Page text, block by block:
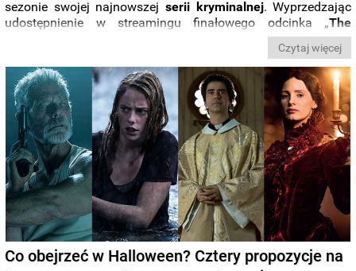
sezonie swojej najnowszejserii kryminalnej. Wyprzedzając
udostępnienie w streamingu finałowego odcinka „The
włodarze usługi zdecydowali się zamówić
Czytaj więcej
Co obejrzeć w Halloween? Cztery propozycje na